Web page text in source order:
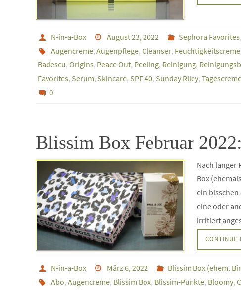
N-in-a-Box August 23, 2022 Sephora Favorites,
Augencreme, Augenpflege, Cleanser, Feuchtigkeitscreme,
Badescu, Origins, Peace Out, Peeling, Reinigung,
Favorites, Serum, Skincare, SPF 40, Sunday Riley, Tagescreme
0
Blissim Box Februar
Nach langer
Box
ein bisschen
eine oder
irritiert
CONTINUE
N-in-a-Box März 6, 2022 Blissim Box (ehem.
Abo, Augencreme, Blissim Box, Blissim-Punkte, Bloomy,